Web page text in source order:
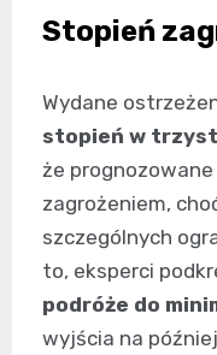
Stopień
Wydane
stopień w
że
zagrożeniem,
szczególnych
to, eksperci
podróże do
wyjścia na